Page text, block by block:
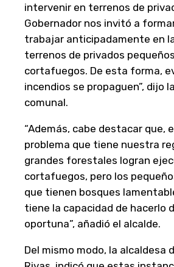
intervenir en terrenos de
Gobernador nos invitó a
trabajar anticipadamente en
terrenos de privados
cortafuegos. De esta forma,
incendios se propaguen”, dijo
comunal.
“Además, cabe destacar que,
problema que tiene nuestra
grandes forestales logran
cortafuegos, pero los
que tienen bosques
tiene la capacidad de hacerlo
oportuna”, añadió el alcalde.
Del mismo modo, la alcaldesa